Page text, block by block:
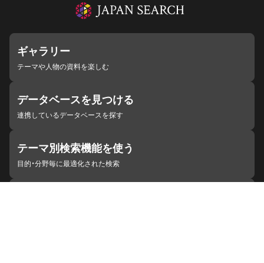
ギャラリー
テーマや人物の資料を楽しむ
データベースを見つける
連携しているデータベースを探す
テーマ別検索機能を使う
目的・分野毎に最適化された検索